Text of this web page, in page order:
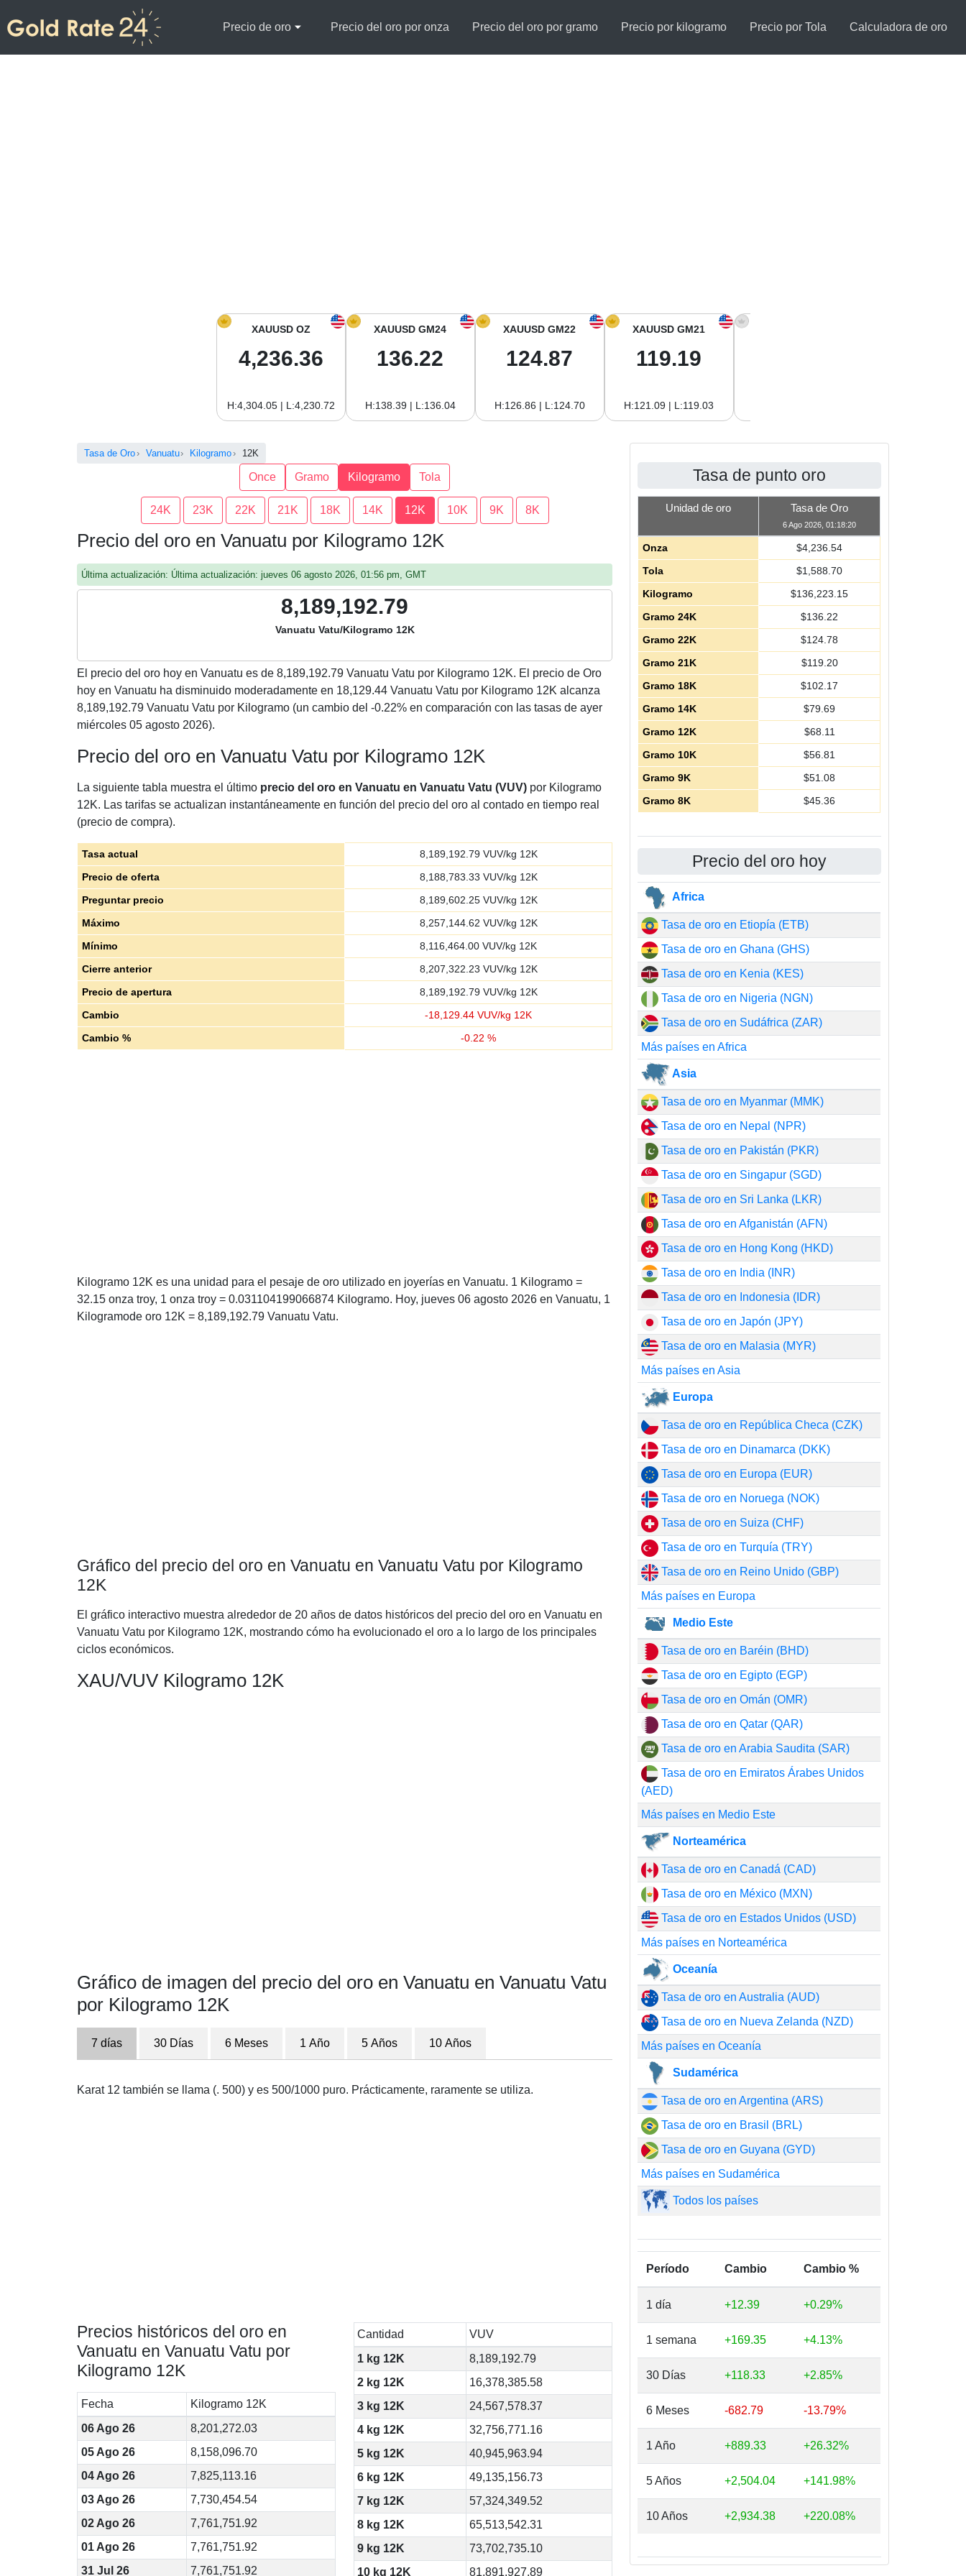
Precio de oro Precio del oro por onza Precio del oro por gramo Precio por kilogramo Precio por Tola Calculadora de oro
XAUUSD OZ
4,236.36
H:4,304.05 | L:4,230.72
XAUUSD GM24
136.22
H:138.39 | L:136.04
XAUUSD GM22
124.87
H:126.86 | L:124.70
XAUUSD GM21
119.19
H:121.09 | L:119.03
Tasa de Oro Vanuatu Kilogramo 12K
Once Gramo Kilogramo Tola
24K 23K 22K 21K 18K 14K 12K 10K 9K 8K
Precio del oro en Vanuatu por Kilogramo 12K
Última actualización: Última actualización: jueves 06 agosto 2026, 01:56 pm, GMT
8,189,192.79
Vanuatu Vatu/Kilogramo 12K
El precio del oro hoy en Vanuatu es de 8,189,192.79 Vanuatu Vatu por Kilogramo 12K. El precio de Oro
hoy en Vanuatu ha disminuido moderadamente en 18,129.44 Vanuatu Vatu por Kilogramo 12K alcanza
8,189,192.79 Vanuatu Vatu por Kilogramo (un cambio del -0.22% en comparación con las tasas de ayer
miércoles 05 agosto 2026).
Precio del oro en Vanuatu Vatu por Kilogramo 12K
La siguiente tabla muestra el último precio del oro en Vanuatu en Vanuatu Vatu (VUV) por Kilogramo
12K. Las tarifas se actualizan instantáneamente en función del precio del oro al contado en tiempo real
(precio de compra).
Tasa actual 8,189,192.79VUV/kg 12K
Precio de oferta
8,188,783.33 VUV/kg 12K
Preguntar precio
8,189,602.25VUV/kg 12K
Máximo
8,257,144.62 VUV/kg 12K
Mínimo
8,116,464.00 VUV/kg 12K
Cierre anterior
8,207,322.23 VUV/kg 12K
Precio de apertura
8,189,192.79VUV/kg 12K
Cambio
-18,129.44 VUV/kg 12K
Cambio %
-0.22 %
Kilogramo 12K es una unidad para el pesaje de oro utilizado en joyerías en Vanuatu. 1 Kilogramo =
32.15 onza troy, 1 onza troy = 0.031104199066874 Kilogramo. Hoy, jueves 06 agosto 2026 en Vanuatu, 1
Kilogramode oro 12K = 8,189,192.79 Vanuatu Vatu.
Gráfico del precio del oro en Vanuatu en Vanuatu Vatu por Kilogramo
12K
El gráfico interactivo muestra alrededor de 20 años de datos históricos del precio del oro en Vanuatu en
Vanuatu Vatu por Kilogramo 12K, mostrando cómo ha evolucionado el oro a lo largo de los principales
ciclos económicos.
XAU/VUV Kilogramo 12K
Gráfico de imagen del precio del oro en Vanuatu en Vanuatu Vatu
por Kilogramo 12K
7 días 30 Días 6 Meses 1 Año 5 Años 10 Años
Karat 12 también se llama (. 500) y es 500/1000 puro. Prácticamente, raramente se utiliza.
Precios históricos del oro en
Vanuatu en Vanuatu Vatu por
Kilogramo 12K
Fecha
Kilogramo 12K
06 Ago 26
8,201,272.03
05 Ago 26
8,158,096.70
04 Ago 26
7,825,113.16
03 Ago 26
7,730,454.54
02 Ago 26
7,761,751.92
01 Ago 26
7,761,751.92
31 Jul 26
7,761,751.92
Cantidad
VUV
1 kg 12K
8,189,192.79
2 kg 12K
16,378,385.58
3 kg 12K
24,567,578.37
4 kg 12K
32,756,771.16
5 kg 12K
40,945,963.94
6 kg 12K
49,135,156.73
7 kg 12K
57,324,349.52
8 kg 12K
65,513,542.31
9 kg 12K
73,702,735.10
10 kg 12K
81,891,927.89
Tasa de punto oro
Unidad de oro Tasa de Oro
6 Ago 2026, 01:18:20
Onza $4,236.54
Tola
$1,588.70
Kilogramo
$136,223.15
Gramo 24K
$136.22
Gramo 22K
$124.78
Gramo 21K
$119.20
Gramo 18K
$102.17
Gramo 14K
$79.69
Gramo 12K
$68.11
Gramo 10K
$56.81
Gramo 9K
$51.08
Gramo 8K
$45.36
Precio del oro hoy
Africa
Tasa de oro en Etiopía (ETB)
Tasa de oro en Ghana (GHS)
Tasa de oro en Kenia (KES)
Tasa de oro en Nigeria (NGN)
Tasa de oro en Sudáfrica (ZAR)
Más países en Africa
Asia
Tasa de oro en Myanmar (MMK)
Tasa de oro en Nepal (NPR)
Tasa de oro en Pakistán (PKR)
Tasa de oro en Singapur (SGD)
Tasa de oro en Sri Lanka (LKR)
Tasa de oro en Afganistán (AFN)
Tasa de oro en Hong Kong (HKD)
Tasa de oro en India (INR)
Tasa de oro en Indonesia (IDR)
Tasa de oro en Japón (JPY)
Tasa de oro en Malasia (MYR)
Más países en Asia
Europa
Tasa de oro en República Checa (CZK)
Tasa de oro en Dinamarca (DKK)
Tasa de oro en Europa (EUR)
Tasa de oro en Noruega (NOK)
Tasa de oro en Suiza (CHF)
Tasa de oro en Turquía (TRY)
Tasa de oro en Reino Unido (GBP)
Más países en Europa
Medio Este
Tasa de oro en Baréin (BHD)
Tasa de oro en Egipto (EGP)
Tasa de oro en Omán (OMR)
Tasa de oro en Qatar (QAR)
Tasa de oro en Arabia Saudita (SAR)
Tasa de oro en Emiratos Árabes Unidos
(AED)
Más países en Medio Este
Norteamérica
Tasa de oro en Canadá (CAD)
Tasa de oro en México (MXN)
Tasa de oro en Estados Unidos (USD)
Más países en Norteamérica
Oceanía
Tasa de oro en Australia (AUD)
Tasa de oro en Nueva Zelanda (NZD)
Más países en Oceanía
Sudamérica
Tasa de oro en Argentina (ARS)
Tasa de oro en Brasil (BRL)
Tasa de oro en Guyana (GYD)
Más países en Sudamérica
Todos los países
Período Cambio Cambio %
1 día +12.39 +0.29%
1 semana +169.35 +4.13%
30 Días +118.33 +2.85%
6 Meses -682.79 -13.79%
1 Año +889.33 +26.32%
5 Años +2,504.04 +141.98%
10 Años +2,934.38 +220.08%